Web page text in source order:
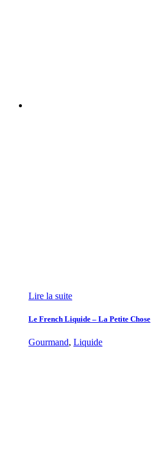
Lire la suite
Le French Liquide – La Petite Chose
Gourmand, Liquide